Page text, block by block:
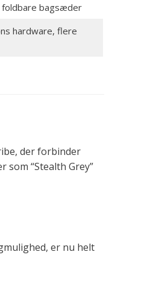
bagsæder
hardware, flere
der forbinder
“Stealth Grey”
er nu helt